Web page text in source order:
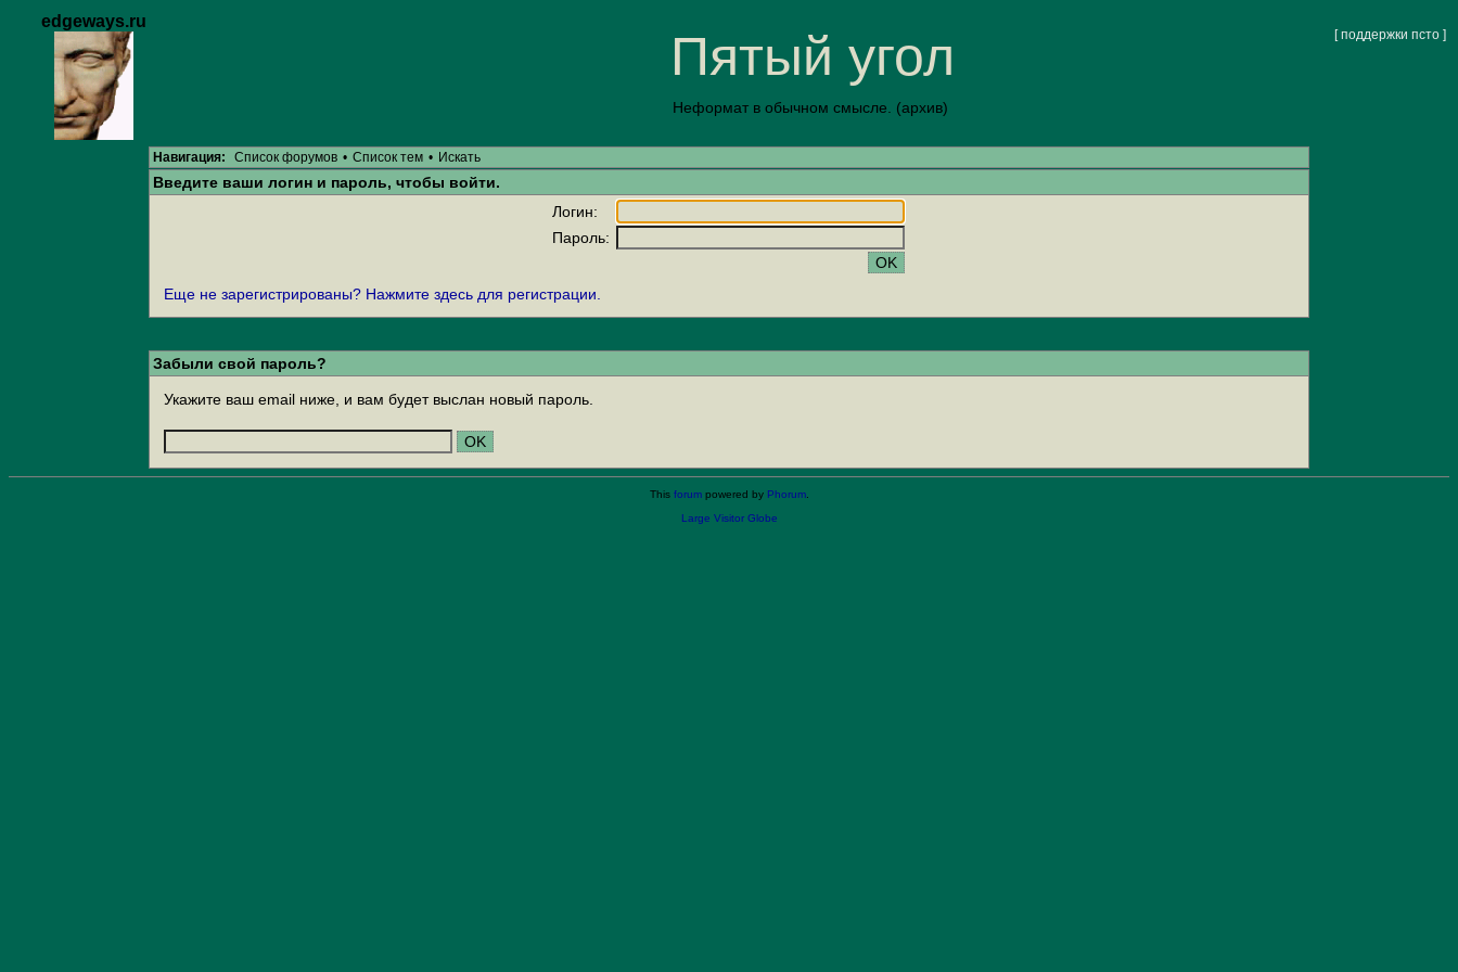
edgeways.ru
Пятый угол
Неформат в обычном смысле. (архив)
[ поддержки псто ]
Навигация: Список форумов • Список тем • Искать
Введите ваши логин и пароль, чтобы войти.
Логин:
Пароль:
Еще не зарегистрированы? Нажмите здесь для регистрации.
Забыли свой пароль?
Укажите ваш email ниже, и вам будет выслан новый пароль.
This forumpowered by Phorum.
Large Visitor Globe